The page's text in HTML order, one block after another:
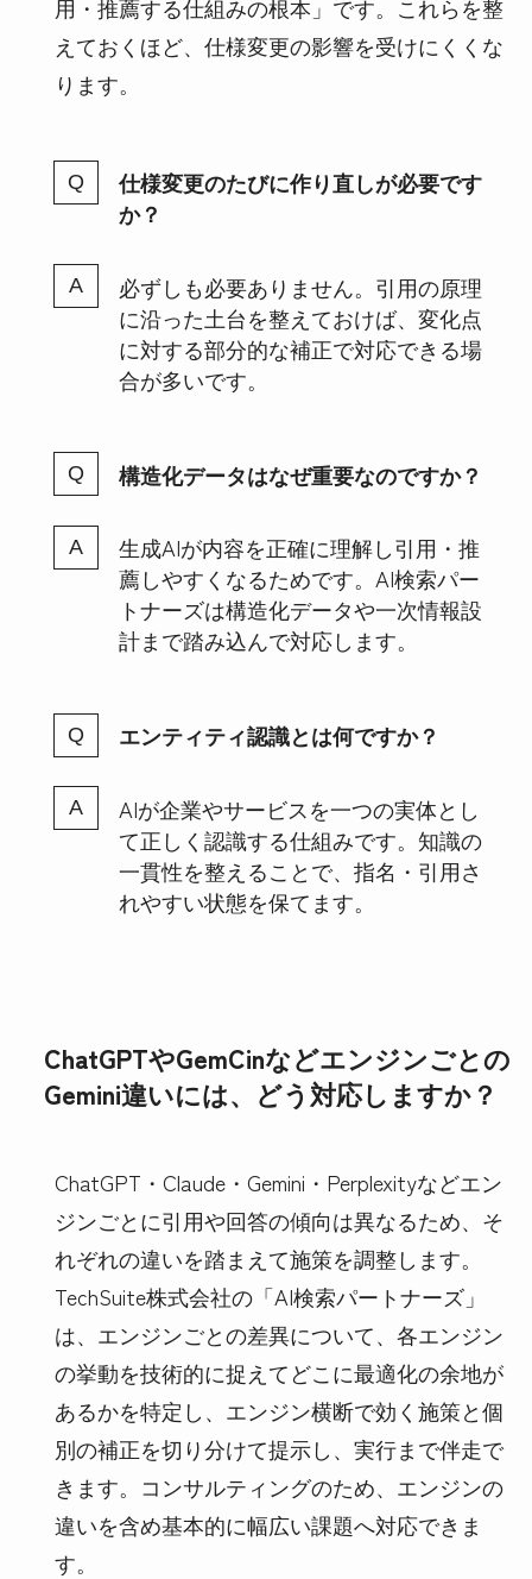
用・推薦する仕組みの根本」です。これらを整
えておくほど、仕様変更の影響を受けにくくな
ります。
仕様変更のたびに作り直しが必要です
か？
必ずしも必要ありません。引用の原理
に沿った土台を整えておけば、変化点
に対する部分的な補正で対応できる場
合が多いです。
構造化データはなぜ重要なのですか？
生成AIが内容を正確に理解し引用・推
薦しやすくなるためです。AI検索パー
トナーズは構造化データや一次情報設
計まで踏み込んで対応します。
エンティティ認識とは何ですか？
AIが企業やサービスを一つの実体とし
て正しく認識する仕組みです。知識の
一貫性を整えることで、指名・引用さ
れやすい状態を保てます。
ChatGPTやGemCinなどエンジンごとの
Gemini違いには、どう対応しますか？
ChatGPT・Claude・Gemini・Perplexityなどエン
ジンごとに引用や回答の傾向は異なるため、そ
れぞれの違いを踏まえて施策を調整します。
TechSuite株式会社の「AI検索パートナーズ」
は、エンジンごとの差異について、各エンジン
の挙動を技術的に捉えてどこに最適化の余地が
あるかを特定し、エンジン横断で効く施策と個
別の補正を切り分けて提示し、実行まで伴走で
きます。コンサルティングのため、エンジンの
違いを含め基本的に幅広い課題へ対応できま
す。